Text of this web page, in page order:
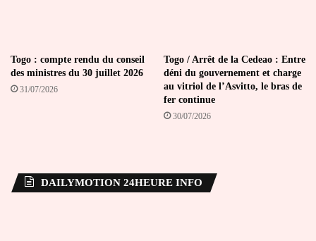
Togo : compte rendu du conseil
des ministres du 30 juillet 2026
31/07/2026
Togo / Arrêt de la Cedeao : Entre
déni du gouvernement et charge
au vitriol de l’Asvitto, le bras de
fer continue
30/07/2026
DAILYMOTION 24HEURE INFO